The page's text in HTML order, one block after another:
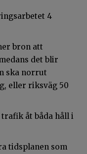
4
bron att
det blir
ska norrut
eller riksväg 50
åt båda håll i
tidsplanen som